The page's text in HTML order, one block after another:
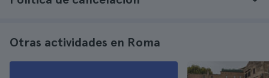
Otras actividades en Roma